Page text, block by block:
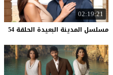
02:19:21
مسلسل المدينة البعيدة الحلقة 54